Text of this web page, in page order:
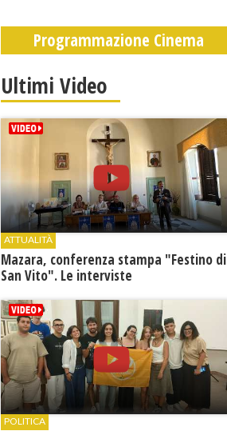
Programmazione Cinema
Ultimi Video
ATTUALITÀ
Mazara, conferenza stampa "Festino di
San Vito". Le interviste
POLITICA